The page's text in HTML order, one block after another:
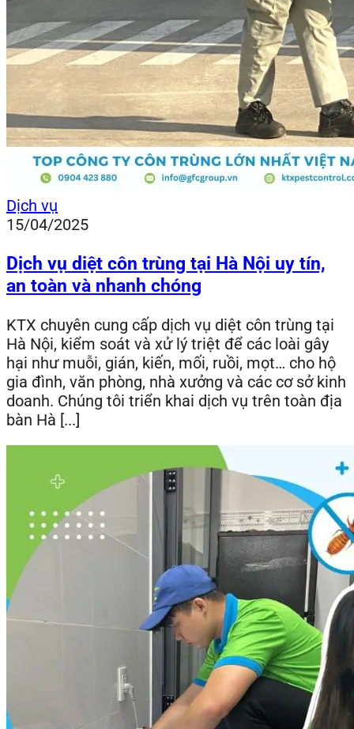
Dịch vụ
15/04/2025
Dịch vụ diệt côn trùng tại Hà Nội uy tín,
an toàn và nhanh chóng
KTX chuyên cung cấp dịch vụ diệt côn trùng tại
Hà Nội, kiểm soát và xử lý triệt để các loài gây
hại như muỗi, gián, kiến, mối, ruồi, mọt… cho hộ
gia đình, văn phòng, nhà xưởng và các cơ sở kinh
doanh. Chúng tôi triển khai dịch vụ trên toàn địa
bàn Hà [...]